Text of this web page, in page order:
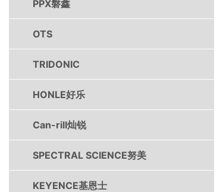
PPX磐鑫
OTS
TRIDONIC
HONLE好乐
Can-rill灿锐
SPECTRAL SCIENCE努美
KEYENCE基恩士